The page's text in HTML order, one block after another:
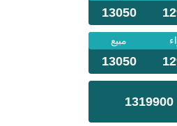
13050
مبيع
13050
1319900